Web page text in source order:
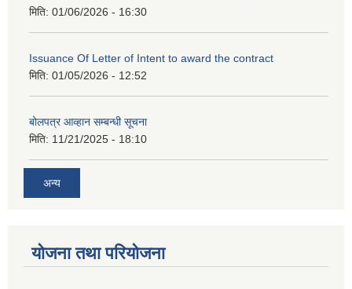
मिति: 01/06/2026 - 16:30
Issuance Of Letter of Intent to award the contract
मिति: 01/05/2026 - 12:52
बोलपत्र आव्हान सम्बन्धी सूचना
मिति: 11/21/2025 - 18:10
अन्य
योजना तथा परियोजना